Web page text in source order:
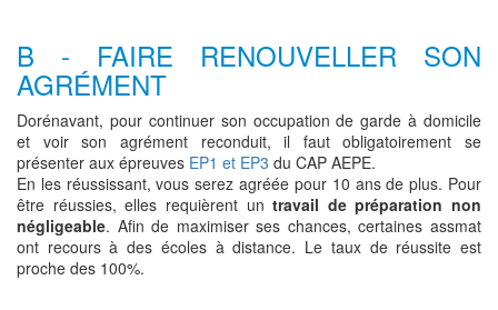
B - FAIRE RENOUVELLER SON
AGRÉMENT
Dorénavant, pour continuer son occupation de garde à domicile
et voir son agrément reconduit, il faut obligatoirement se
présenter aux épreuves EP1 et EP3 du CAP AEPE.
En les réussissant, vous serez agréée pour 10 ans de plus. Pour
être réussies, elles requièrent untravail de préparation non
négligeable. Afin de maximiser ses chances, certaines assmat
ont recours à des écoles à distance. Le taux de réussite est
proche des 100%.